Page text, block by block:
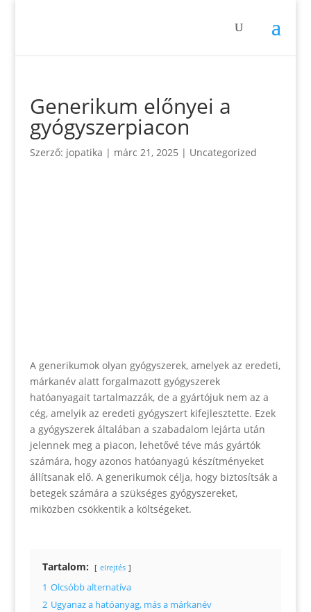
Generikum előnyei a
gyógyszerpiacon
Szerző: jopatika | márc 21, 2025 | Uncategorized
A generikumok olyan gyógyszerek, amelyek az eredeti,
márkanév alatt forgalmazott gyógyszerek
hatóanyagait tartalmazzák, de a gyártójuk nem az a
cég, amelyik az eredeti gyógyszert kifejlesztette. Ezek
a gyógyszerek általában a szabadalom lejárta után
jelennek meg a piacon, lehetővé téve más gyártók
számára, hogy azonos hatóanyagú készítményeket
állítsanak elő. A generikumok célja, hogy biztosítsák a
betegek számára a szükséges gyógyszereket,
miközben csökkentik a költségeket.
Tartalom: elrejtés
1 Olcsóbb alternatíva
2 Ugyanaz a hatóanyag, más a márkanév